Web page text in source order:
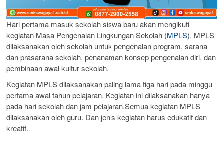
Hari pertama masuk sekolah siswa baru akan mengikuti
kegiatan Masa Pengenalan Lingkungan Sekolah (MPLS). MPLS
dilaksanakan oleh sekolah untuk pengenalan program, sarana
dan prasarana sekolah, penanaman konsep pengenalan diri, dan
pembinaan awal kultur sekolah.
Kegiatan MPLS dilaksanakan paling lama tiga hari pada minggu
pertama awal tahun pelajaran. Kegiatan ini dilaksanakan hanya
pada hari sekolah dan jam pelajaran.Semua kegiatan MPLS
dilaksanakan oleh guru. Dan jenis kegiatan harus edukatif dan
kreatif.